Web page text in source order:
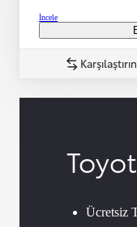
İncele
Karşılaştırın
Ücretsiz